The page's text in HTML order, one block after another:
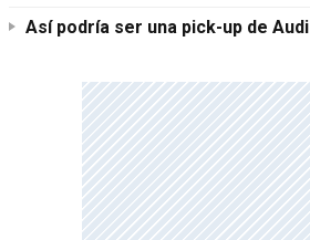
Así podría ser una pick-up de Audi